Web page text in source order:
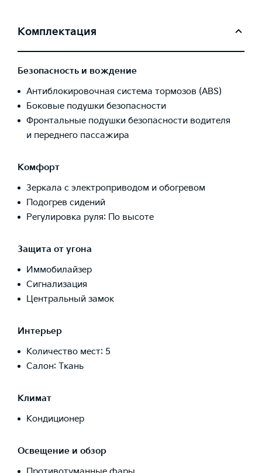
Комплектация
Безопасность и вождение
Антиблокировочная система тормозов (ABS)
Боковые подушки безопасности
Фронтальные подушки безопасности водителя
и переднего пассажира
Комфорт
Зеркала с электроприводом и обогревом
Подогрев сидений
Регулировка руля: По высоте
Защита от угона
Иммобилайзер
Сигнализация
Центральный замок
Интерьер
Количество мест: 5
Салон: Ткань
Климат
Кондиционер
Освещение и обзор